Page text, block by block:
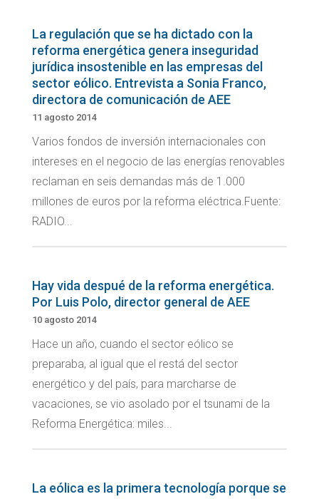
La regulación que se ha dictado con la
reforma energética genera inseguridad
jurídica insostenible en las empresas del
sector eólico. Entrevista a Sonia Franco,
directora de comunicación de AEE
11 agosto 2014
Varios fondos de inversión internacionales con
intereses en el negocio de las energías renovables
reclaman en seis demandas más de 1.000
millones de euros por la reforma eléctrica.Fuente:
RADIO...
Hay vida despué de la reforma energética.
Por Luis Polo, director general de AEE
10 agosto 2014
Hace un año, cuando el sector eólico se
preparaba, al igual que el restá del sector
energético y del país, para marcharse de
vacaciones, se vio asolado por el tsunami de la
Reforma Energética: miles...
La eólica es la primera tecnología porque se